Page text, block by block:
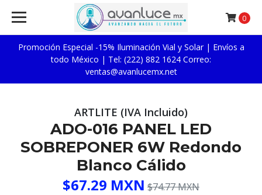
Promoción Especial -15% Iluminación Vial y Solar | Envíos a
todo México | Tel: (222) 882 1624 Correo:
ventas@avanlucemx.net
0
ARTLITE (IVA Incluido)
ADO-016 PANEL LED
SOBREPONER 6W Redondo
Blanco Cálido
$67.29 MXN $74.77 MXN